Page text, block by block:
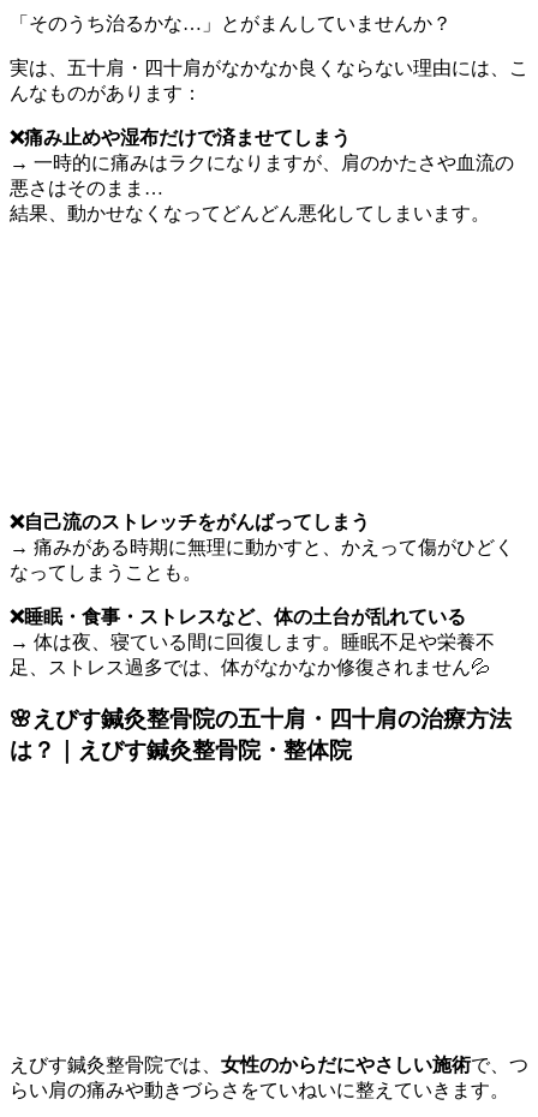
「そのうち治るかな…」とがまんしていませんか？
実は、五十肩・四十肩がなかなか良くならない理由には、こ
んなものがあります：
❌痛み止めや湿布だけで済ませてしまう
→ 一時的に痛みはラクになりますが、肩のかたさや血流の
悪さはそのまま…
結果、動かせなくなってどんどん悪化してしまいます。
❌自己流のストレッチをがんばってしまう
→ 痛みがある時期に無理に動かすと、かえって傷がひどく
なってしまうことも。
❌睡眠・食事・ストレスなど、体の土台が乱れている
→ 体は夜、寝ている間に回復します。睡眠不足や栄養不
足、ストレス過多では、体がなかなか修復されません💦
🌸えびす鍼灸整骨院の五十肩・四十肩の治療方法
は？｜えびす鍼灸整骨院・整体院
えびす鍼灸整骨院では、 女性のからだにやさしい施術で、つ
らい肩の痛みや動きづらさをていねいに整えていきます。